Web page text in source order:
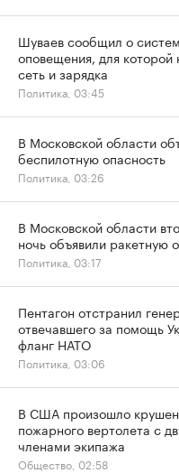
Шуваев сообщил о
оповещения, для которой
сеть и зарядка
Политика, 03:45
В Московской области
беспилотную опасность
Политика, 03:26
В Московской области
ночь объявили ракетную
Политика, 03:17
Пентагон отстранил
отвечавшего за помощь
фланг НАТО
Политика, 03:06
В США произошло
пожарного вертолета с
членами экипажа
Общество, 02:58